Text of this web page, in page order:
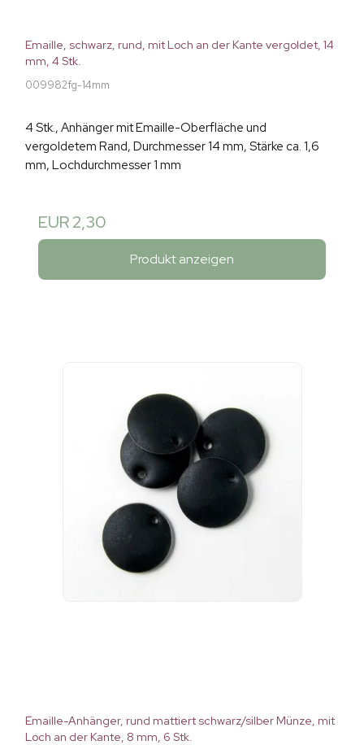
Emaille, schwarz, rund, mit Loch an der Kante vergoldet, 14
mm, 4 Stk.
009982fg-14mm
4 Stk., Anhänger mit Emaille-Oberfläche und
vergoldetem Rand, Durchmesser 14 mm, Stärke ca. 1,6
mm, Lochdurchmesser 1 mm
EUR 2,30
Produkt anzeigen
Emaille-Anhänger, rund mattiert schwarz/silber Münze, mit
Loch an der Kante, 8 mm, 6 Stk.